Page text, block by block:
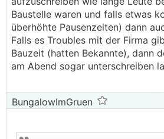
Baustelle waren und falls etwas
überhöhte Pausenzeiten) dann
Falls es Troubles mit der Firma
Bauzeit (hatten Bekannte), dann
am Abend sogar unterschreiben
BungalowImGruen